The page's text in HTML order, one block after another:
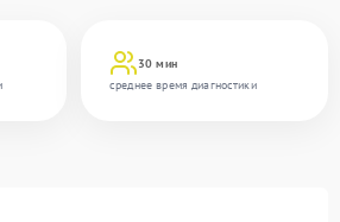
30 мин
среднее время диагностики